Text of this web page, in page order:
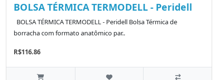
BOLSA TÉRMICA TERMODELL - Peridell
BOLSA TÉRMICA TERMODELL - Peridell Bolsa Térmica de
borracha com formato anatômico par..
R$116.86